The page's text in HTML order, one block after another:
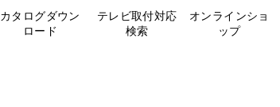
カタログダウン
ロード
テレビ取付対応
検索
オンラインショ
ップ